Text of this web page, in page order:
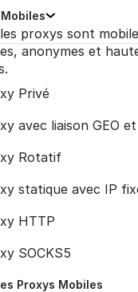
proxys sont
anonymes et
Privé
avec liaison GEO
Rotatif
statique avec IP
HTTP
SOCKS5
Proxys Mobiles
LinkedIn
des adresses
conçues pour les
scraping et du